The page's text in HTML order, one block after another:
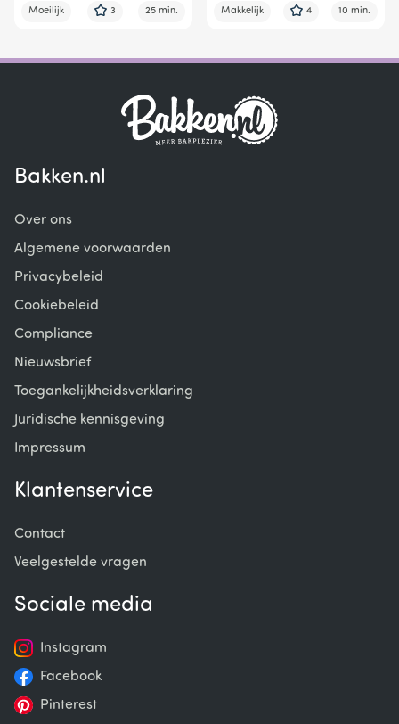
Moeilijk 3 25 min. Makkelijk 4 10 min.
Bakken.nl
Over ons
Algemene voorwaarden
Privacybeleid
Cookiebeleid
Compliance
Nieuwsbrief
Toegankelijkheidsverklaring
Juridische kennisgeving
Impressum
Klantenservice
Contact
Veelgestelde vragen
Sociale media
Instagram
Facebook
Pinterest